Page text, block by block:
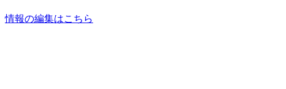
情報の編集はこちら